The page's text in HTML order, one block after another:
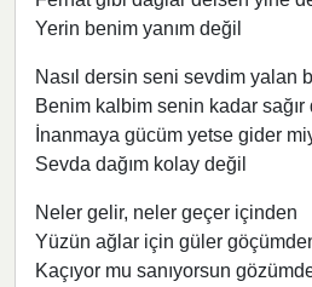
Yerin benim yanım değil
Nasıl dersin seni sevdim yalan
Benim kalbim senin kadar sağır
İnanmaya gücüm yetse gider
Sevda dağım kolay değil
Neler gelir, neler geçer içinden
Yüzün ağlar için güler
Kaçıyor mu sanıyorsun